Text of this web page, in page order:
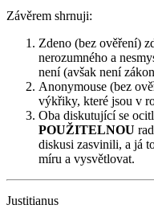
Závěrem shrnuji:
Zdeno (bez ověření)
nerozumného a
není (avšak není
Anonymouse (bez
výkřiky, které jsou v
Oba diskutující se
POUŽITELNOU
diskusi zasvinili, a já
míru a vysvětlovat.
Justitianus